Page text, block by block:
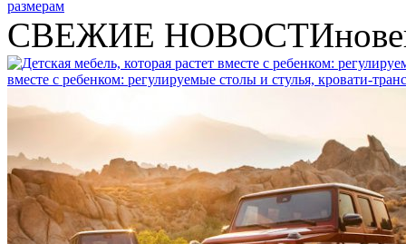
размерам
СВЕЖИЕ НОВОСТИ
вместе с ребенком: регулируемые столы и стулья, кровати-